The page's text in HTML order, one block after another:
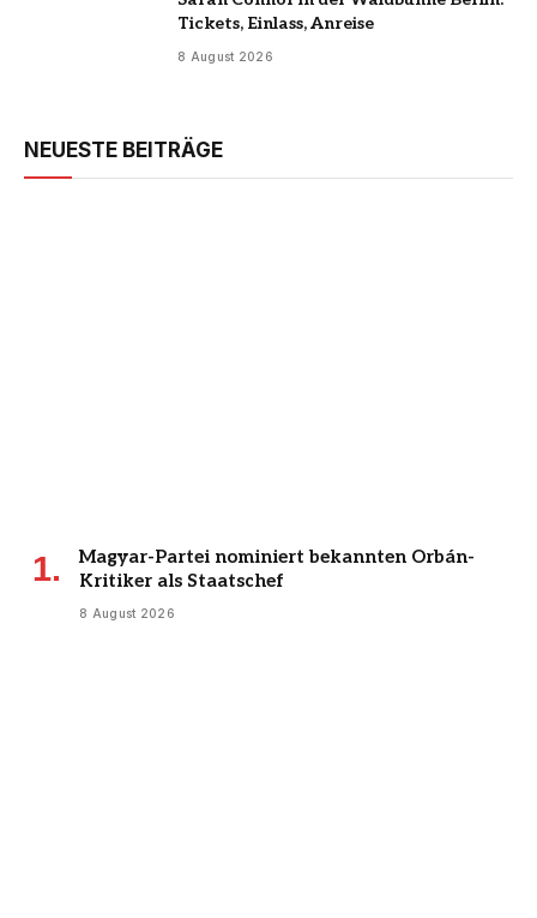
Tickets, Einlass, Anreise
8 August 2026
NEUESTE BEITRÄGE
Magyar-Partei nominiert bekannten Orbán-
Kritiker als Staatschef
8 August 2026